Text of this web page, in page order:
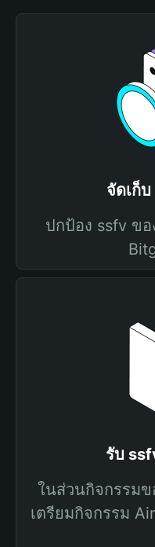
จัดเก็
ปกป้อง ssfv ข
รับ
ในส่วนกิจกรรมข
เตรียมกิจกรรม